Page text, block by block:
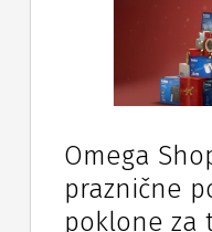
Omega
praznične
poklone za